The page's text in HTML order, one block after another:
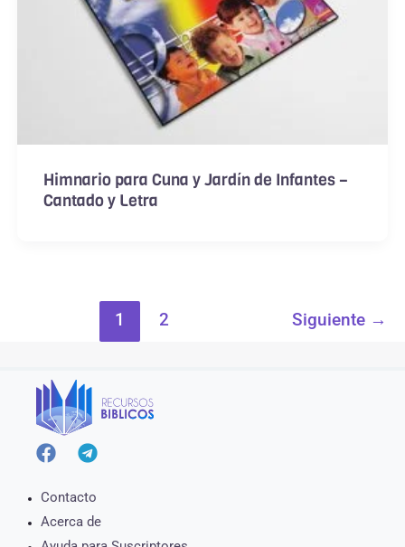
Himnario para Cuna y Jardín de Infantes –
Cantado y Letra
1 2 Siguiente →
Contacto
Acerca de